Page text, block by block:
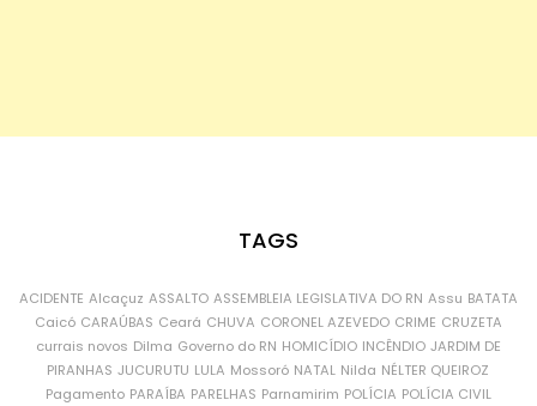
TAGS
ACIDENTE Alcaçuz ASSALTO ASSEMBLEIA LEGISLATIVA DO RN Assu BATATA
Caicó CARAÚBAS Ceará CHUVA CORONEL AZEVEDO CRIME CRUZETA
currais novos Dilma Governo do RN HOMICÍDIO INCÊNDIO JARDIM DE
PIRANHAS JUCURUTU LULA Mossoró NATAL Nilda NÉLTER QUEIROZ
Pagamento PARAÍBA PARELHAS Parnamirim POLÍCIA POLÍCIA CIVIL